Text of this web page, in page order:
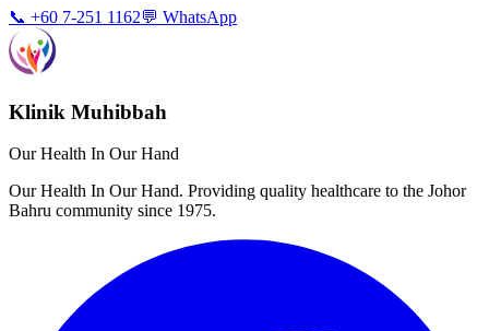
📞 +60 7-251 1162💬 WhatsApp
Klinik Muhibbah
Our Health In Our Hand
Our Health In Our Hand. Providing quality healthcare to the Johor
Bahru community since 1975.